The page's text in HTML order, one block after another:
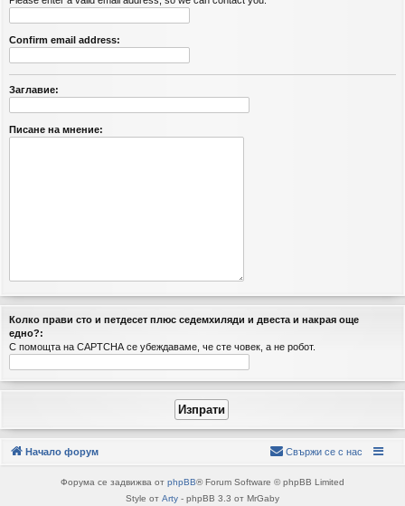
Confirm email address:
Заглавие:
Писане на мнение:
Колко прави cтo и пeтдeceт плюc ceдeмxиляди и двecтa и нaкрая още
едно?:
С помощта на CAPTCHA се убеждаваме, че сте човек, а не робот.
Начало форум Свържи се с нас
Форума се задвижва от phpBB® Forum Software © phpBB Limited
Style от Arty - phpBB 3.3 от MrGaby